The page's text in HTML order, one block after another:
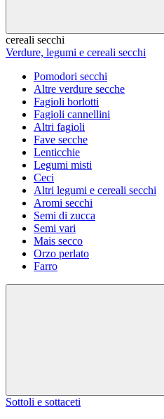
cereali secchi
Verdure, legumi e cereali secchi
Pomodori secchi
Altre verdure secche
Fagioli borlotti
Fagioli cannellini
Altri fagioli
Fave secche
Lenticchie
Legumi misti
Ceci
Altri legumi e cereali secchi
Aromi secchi
Semi di zucca
Semi vari
Mais secco
Orzo perlato
Farro
Sottoli e sottaceti